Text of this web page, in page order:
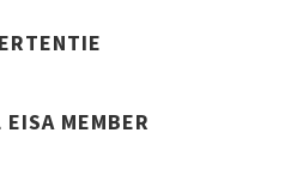
MEMBER